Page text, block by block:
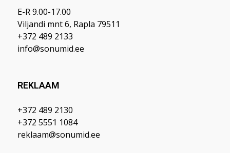
E-R 9.00-17.00
Viljandi mnt 6, Rapla 79511
+372 489 2133
info@sonumid.ee
REKLAAM
+372 489 2130
+372 5551 1084
reklaam@sonumid.ee